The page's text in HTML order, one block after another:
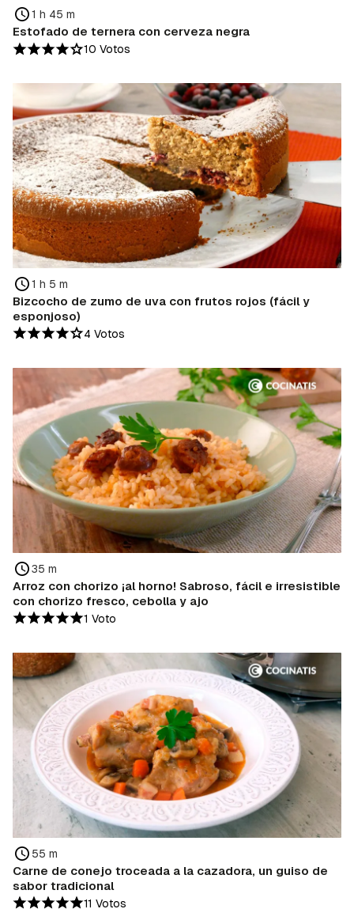
1 h 45 m
Estofado de ternera con cerveza negra
10 Votos
1 h 5 m
Bizcocho de zumo de uva con frutos rojos (fácil y
esponjoso)
4 Votos
35 m
Arroz con chorizo ¡al horno! Sabroso, fácil e irresistible
con chorizo fresco, cebolla y ajo
1 Voto
55 m
Carne de conejo troceada a la cazadora, un guiso de
sabor tradicional
11 Votos